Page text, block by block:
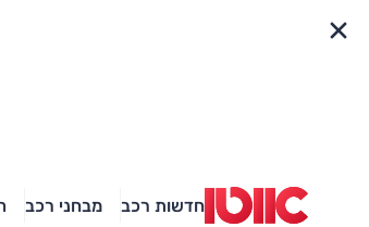
חדשות רכב מבחני רכב